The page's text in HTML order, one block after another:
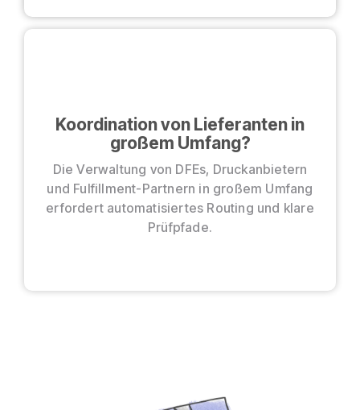
Koordination von Lieferanten in
großem Umfang?
Die Verwaltung von DFEs, Druckanbietern
und Fulfillment-Partnern in großem Umfang
erfordert automatisiertes Routing und klare
Prüfpfade.